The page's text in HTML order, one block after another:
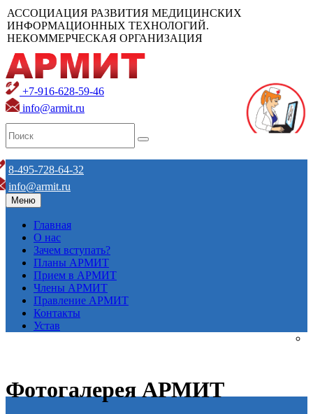
АССОЦИАЦИЯ РАЗВИТИЯ МЕДИЦИНСКИХ
ИНФОРМАЦИОННЫХ ТЕХНОЛОГИЙ.
НЕКОММЕРЧЕСКАЯ ОРГАНИЗАЦИЯ
+7-916-628-59-46
info@armit.ru
8-495-728-64-32
info@armit.ru
Меню
Главная
О нас
Зачем вступать?
Планы АРМИТ
Прием в АРМИТ
Члены АРМИТ
Правление АРМИТ
Контакты
Устав
Фотогалерея АРМИТ